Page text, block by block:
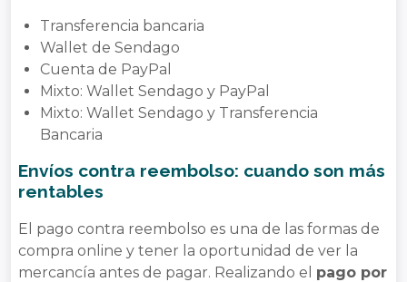
Transferencia bancaria
Wallet de Sendago
Cuenta de PayPal
Mixto: Wallet Sendago y PayPal
Mixto: Wallet Sendago y Transferencia
Bancaria
Envíos contra reembolso: cuando son más
rentables
El pago contra reembolso es una de las formas de
compra online y tener la oportunidad de ver la
mercancía antes de pagar. Realizando el pago por